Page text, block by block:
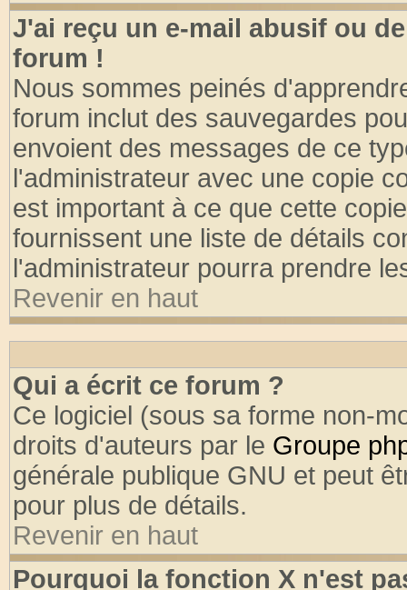
J'ai reçu un e-mail abusif ou
forum !
Nous sommes peinés
forum inclut des sauvegardes
envoient des messages de ce
l'administrateur avec une copie
est important à ce que cette
fournissent une liste de détails
l'administrateur pourra prendre
Revenir en haut
Qui a écrit ce forum ?
Ce logiciel (sous sa forme non-
droits d'auteurs par le Groupe
générale publique GNU et peut
pour plus de détails.
Revenir en haut
Pourquoi la fonction X n'est